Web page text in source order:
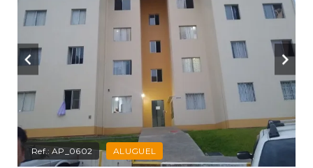
Ref.:AP_0602 ALUGUEL